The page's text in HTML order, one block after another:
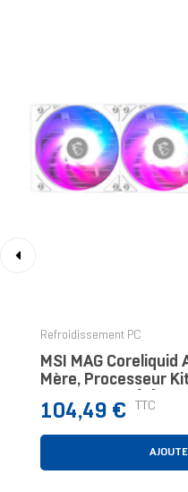
Refroidissement PC
MSI MAG
Mère, Processeur
Blanc 1 Pièce(s)
Prix
104,49 € TTC